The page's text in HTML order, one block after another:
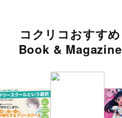
コクリコおすすめ
Book & Magazine